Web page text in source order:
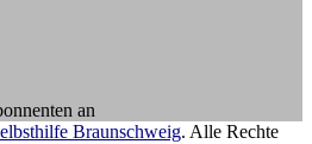
an
Braunschweig. Alle Rechte